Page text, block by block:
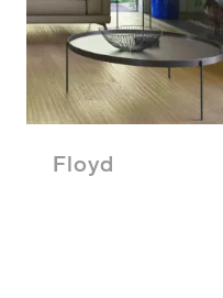
Floyd